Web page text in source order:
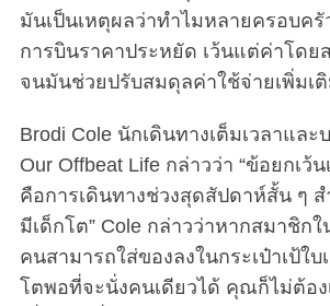
มันเป็นเหตุผลว่าทำไมหลายครอบครั
การบินราคาประหยัด เว้นแต่ค่าโดย
จนมันช่วยปรับสมดุลค่าใช้จ่ายเพิ่มเ
Brodi Cole นักเดินทางเต็มเวลาและ
Our Offbeat Life กล่าวว่า “ข้อยกเว้น
คือการเดินทางช่วงสุดสัปดาห์สั้น ๆ
มีเด็กโต” Cole กล่าวว่าหากสมาชิก
คนสามารถใส่ของลงในกระเป๋าเป้ใบ
โตพอที่จะนั่งคนเดียวได้ คุณก็ไม่ต้อง